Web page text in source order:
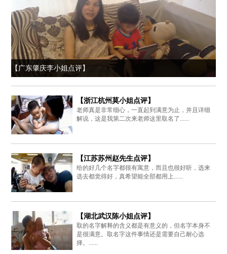
【广东肇庆李小姐点评】
【浙江杭州莫小姐点评】
老师真是非常细心，一直起到满意为止，并且详细
解说，这是我第二次来老师这里取名了......
【江苏苏州赵先生点评】
给的好几个名字都很有寓意，而且也很好听，选来
选去都觉得好，真希望能全部都用上......
【湖北武汉陈小姐点评】
取的名字解释的含义都是有意义的，但名字本身不
是很满意。取名字这件事情还是需要自己耐心选
择。......